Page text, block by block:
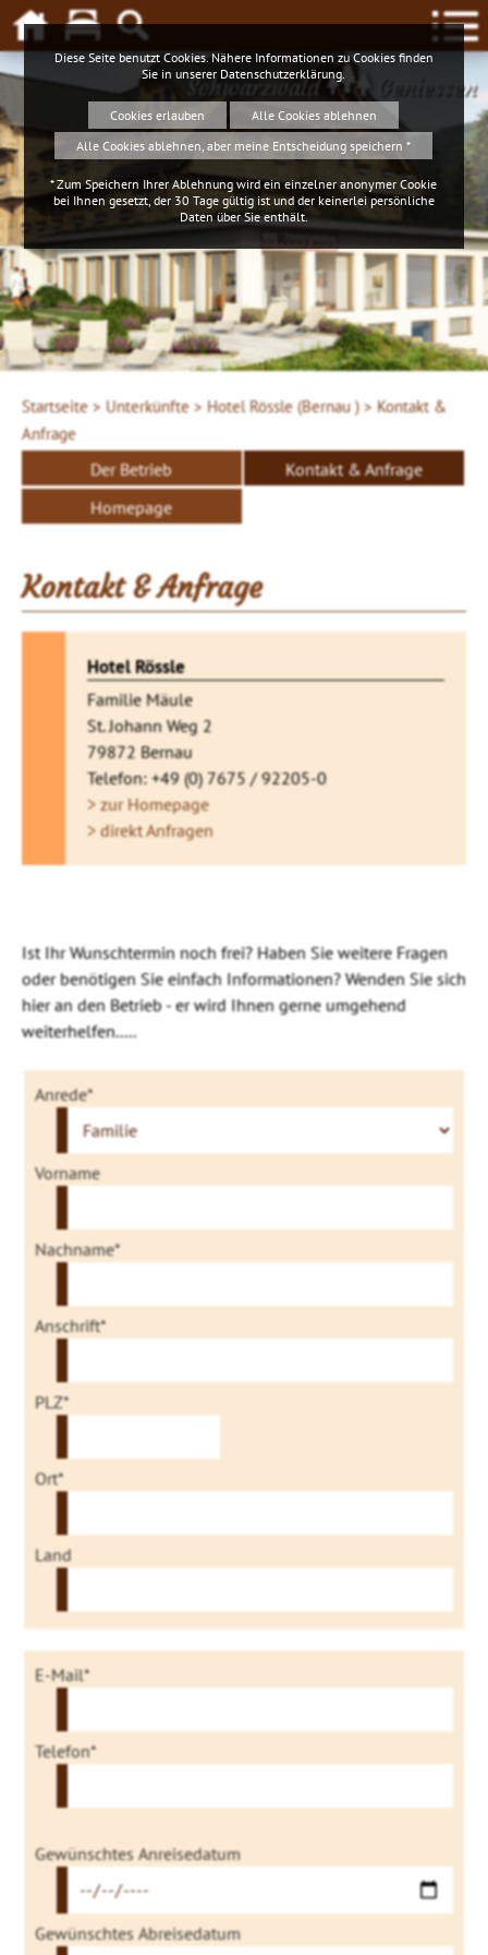
Schwarzwald Geniessen
Startseite > Unterkünfte > Hotel Rössle (Bernau ) > Kontakt &
Anfrage
Der Betrieb
Kontakt & Anfrage
Homepage
Kontakt & Anfrage
Hotel Rössle
Familie Mäule
St. Johann Weg 2
79872 Bernau
Telefon: +49 (0) 7675 / 92205-0
> zur Homepage
> direkt Anfragen
Ist Ihr Wunschtermin noch frei? Haben Sie weitere Fragen
oder benötigen Sie einfach Informationen? Wenden Sie sich
hier an den Betrieb - er wird Ihnen gerne umgehend
weiterhelfen.....
Anrede*
Vorname
Nachname*
Anschrift*
PLZ*
Ort*
Land
E-Mail*
Telefon*
Gewünschtes Anreisedatum
Gewünschtes Abreisedatum
Diese Seite benutzt Cookies. Nähere Informationen zu Cookies finden
Sie in unserer Datenschutzerklärung.
Cookies erlauben
Alle Cookies ablehnen
Alle Cookies ablehnen, aber meine Entscheidung speichern *
* Zum Speichern Ihrer Ablehnung wird ein einzelner anonymer Cookie
bei Ihnen gesetzt, der 30 Tage gültig ist und der keinerlei persönliche
Daten über Sie enthält.